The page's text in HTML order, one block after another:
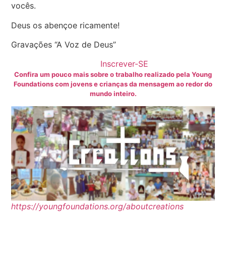
vocês.
Deus os abençoe ricamente!
Gravações “A Voz de Deus”
Inscrever-SE
Confira um pouco mais sobre o trabalho realizado pela Young
Foundations com jovens e crianças da mensagem ao redor do
mundo inteiro.
https://youngfoundations.org/aboutcreations